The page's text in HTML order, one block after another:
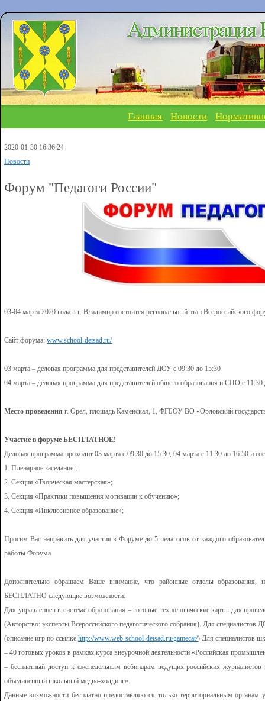
Главная Новости
2020-01-30 16:36:24
Новости
Форум "Педагоги России"
03-04 марта 2020 года в г. Владимир состоится региональный этап Всероссийского
Сайт форума: www.school-detsad.ru/
03 марта – деловая программа для представителей ДОУ с 09:30 до 15:30
04 марта – деловая программа для представителей общего образования и СПО с 11:30
Место проведения г. Орел, площадь Каменская, 1, ФГБОУ ВО «Орловский
Участие в форуме БЕСПЛАТНОЕ!
Деловая программа проходит 03 марта с 09.30 до 15.30, 04 марта с 11.30 до 16.50 и
1. Пленарное заседание ;
2. Секция «Творческая мастерская»;
3. Секция «Практики повышения мотивации к обучению»;
4. Секция «Инклюзивное образование»;
Просим Вас направить для участия в Форуме до 5 педагогов от каждого
работы Форума
Дополнительно обращаем Ваше внимание, что районные отделы образования,
БЕСПЛАТНО следующие возможности:
Для управленцев в системе образования – готовые технологические карты для
(Авторство: эксперты Всероссийского педагогического собрания). Для
(описание игр по ссылке http://www.web-school-detsad.ru/gamecat/) Для специалистов
– 40 готовых уроков в рамках курса внеурочной деятельности «Российская
– бесплатный доступ к еженедельным вебинарам ведущих российских
объединенный школьный медиа-холдинг».
Данные возможности бесплатно предоставляются только территориальным